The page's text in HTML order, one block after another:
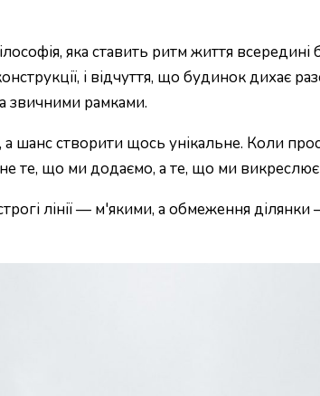
яка ставить ритм життя всередині
і відчуття, що будинок
звичними рамками.
створити щось унікальне. Коли
те, що ми додаємо, а те, що ми
лінії — м'якими, а обмеження